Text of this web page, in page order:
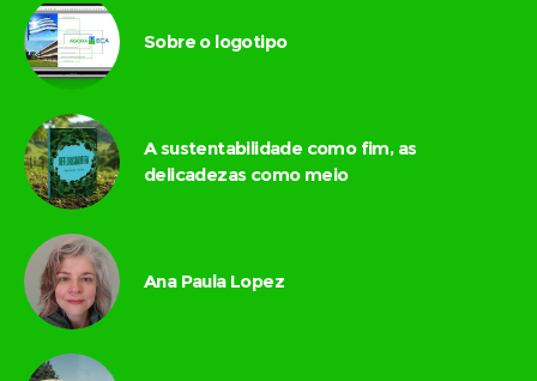
Sobre o logotipo
A sustentabilidade como fim, as
delicadezas como meio
Ana Paula Lopez